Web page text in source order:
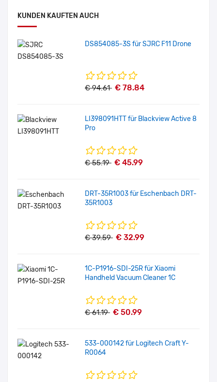
KUNDEN KAUFTEN AUCH
DS854085-3S für SJRC F11 Drone
€ 94.61 € 78.84
LI398091HTT für Blackview Active 8
Pro
€ 55.19 € 45.99
DRT-35R1003 für Eschenbach DRT-
35R1003
€ 39.59 € 32.99
1C-P1916-SDI-25R für Xiaomi
Handheld Vacuum Cleaner 1C
€ 61.19 € 50.99
533-000142 für Logitech Craft Y-
R0064